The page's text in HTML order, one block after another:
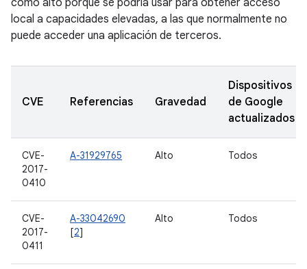
como alto porque se podría usar para obtener acceso
local a capacidades elevadas, a las que normalmente no
puede acceder una aplicación de terceros.
CVE Referencias Gravedad
Dispositivos
de Google
actualizados
CVE-
2017-
0410
A-31929765 Alto Todos
CVE-
2017-
0411
A-33042690
[2]
Alto Todos